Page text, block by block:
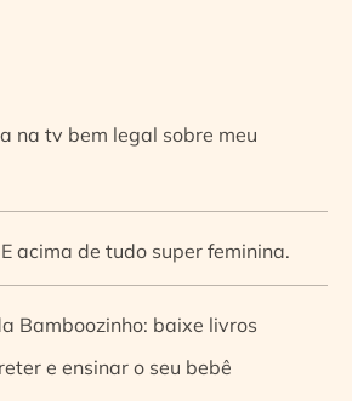
na tv bem legal sobre meu
acima de tudo super feminina.
Bamboozinho: baixe livros
e ensinar o seu bebê